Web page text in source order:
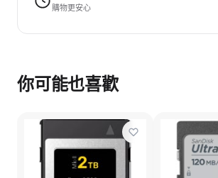
購物更安心
你可能也喜歡